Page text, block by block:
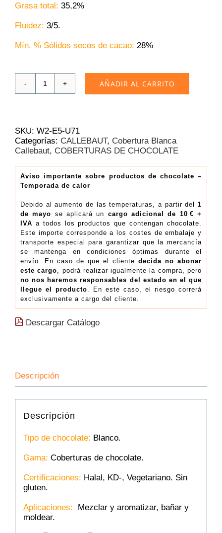
Grasa total: 35,2%
Fluidez: 3/5.
Mín. % Sólidos secos de cacao: 28%
Chocolate
28%
|
Bolsa
2.5
Kg
(14.79€/Kg)
cantidad
AÑADIR AL CARRITO
SKU: W2-E5-U71
Categorías: CALLEBAUT, Cobertura Blanca
Callebaut, COBERTURAS DE CHOCOLATE
Aviso importante sobre productos de chocolate –
Temporada de calor
Debido al aumento de las temperaturas, a partir del 1
de mayo se aplicará un cargo adicional de 10 € +
IVA a todos los productos que contengan chocolate.
Este importe corresponde a los costes de embalaje y
transporte especial para garantizar que la mercancía
se mantenga en condiciones óptimas durante el
envío. En caso de que el cliente decida no abonar
este cargo, podrá realizar igualmente la compra, pero
no nos haremos responsables del estado en el que
llegue el producto. En este caso, el riesgo correrá
exclusivamente a cargo del cliente.
Descargar Catálogo
Descripción
Descripción
Tipo de chocolate: Blanco.
Gama: Coberturas de chocolate.
Certificaciones: Halal, KD-, Vegetariano. Sin
gluten.
Aplicaciones: Mezclar y aromatizar, bañar y
moldear.